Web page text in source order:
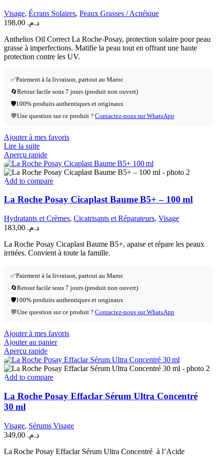
Visage, Écrans Solaires, Peaux Grasses / Acnéique
د.م.
Anthelios Oil Correct La Roche-Posay, protection solaire pour peau
grasse à imperfections. Matifie la peau tout en offrant une haute
protection contre les UV.
✅Paiement à la livraison, partout au Maroc
🔄Retour facile sous 7 jours (produit non ouvert)
🛡️100% produits authentiques et originaux
💬Une question sur ce produit ? Contactez-nous sur WhatsApp
Ajouter à mes favoris
Lire la suite
Aperçu rapide
Add to compare
La Roche Posay Cicaplast Baume B5+ – 100 ml
Hydratants et Crèmes, Cicatrisants et Réparateurs, Visage
د.م.
La Roche Posay Cicaplast Baume B5+, apaise et répare les peaux
irritées. Convient à toute la famille.
✅Paiement à la livraison, partout au Maroc
🔄Retour facile sous 7 jours (produit non ouvert)
🛡️100% produits authentiques et originaux
💬Une question sur ce produit ? Contactez-nous sur WhatsApp
Ajouter à mes favoris
Ajouter au panier
Aperçu rapide
Add to compare
La Roche Posay Effaclar Sérum Ultra Concentré
30 ml
Visage, Sérums Visage
د.م.
La Roche Posay Effaclar Sérum Ultra Concentré à l’Acide